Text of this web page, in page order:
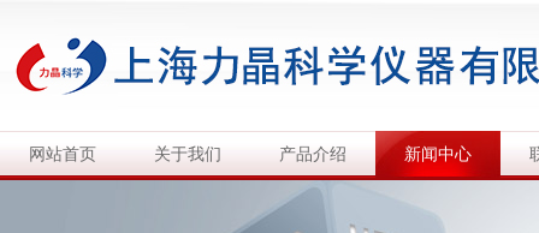
网站首页 关于我们 产品介绍 新闻中心